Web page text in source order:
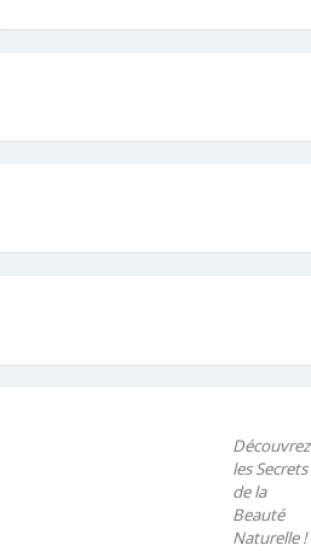
Découvrez
les Secrets
de la
Beauté
Naturelle !